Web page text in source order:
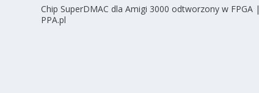
Chip SuperDMAC dla Amigi 3000 odtworzony w FPGA |
PPA.pl